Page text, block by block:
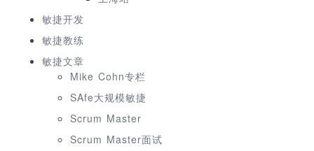
敏捷开发
敏捷教练
敏捷文章
Mike Cohn专栏
SAfe大规模敏捷
Scrum Master
Scrum Master面试